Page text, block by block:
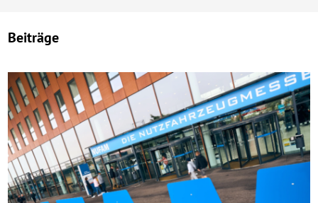
Beiträge